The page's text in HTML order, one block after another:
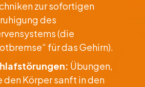
zur sofortigen
des
(die
für das Gehirn).
Übungen,
den Körper sanft in den